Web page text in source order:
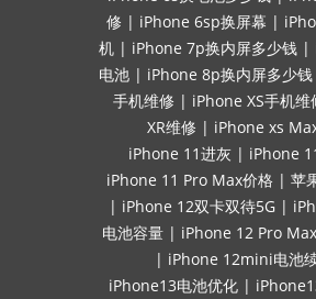
修 | iPhone 6sp换屏幕 |
机 | iPhone 7p换内屏多少钱 |
电池 | iPhone 8p换内屏多少钱
手机维修 | iPhone XS手机维
XR维修 | iPhone xs
iPhone 11进灰 | iPhone
iPhone 11 Pro Max价格 | 苹
| iPhone 12双卡双待5G |
电池容量 | iPhone 12 Pro
| iPhone 12mini电池
iPhone13电池优化 |